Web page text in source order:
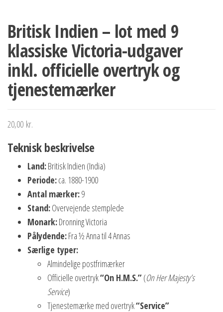
Britisk Indien – lot med 9
klassiske Victoria-udgaver
inkl. officielle overtryk og
tjenestemærker
20,00 kr.
Teknisk beskrivelse
Land:Britisk Indien (India)
Periode:ca. 1880-1900
Antal mærker:9
Stand:Overvejende stemplede
Monark:Dronning Victoria
Pålydende:Fra ½ Anna til 4 Annas
Særlige typer:
Almindelige postfrimærker
Officielle overtryk“On H.M.S.”(On Her Majesty’s
Service)
Tjenestemærke med overtryk“Service”